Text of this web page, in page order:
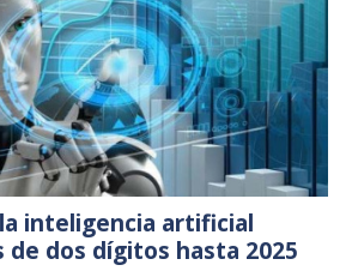
inteligencia artificial
de dos dígitos hasta 2025